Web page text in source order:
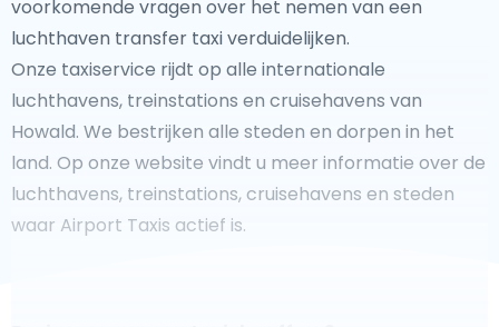
voorkomende vragen over het nemen van een
luchthaven transfer taxi verduidelijken.
Onze taxiservice rijdt op alle internationale
luchthavens, treinstations en cruisehavens van
Howald. We bestrijken alle steden en dorpen in het
land. Op onze website vindt u meer informatie over de
luchthavens, treinstations, cruisehavens en steden
waar Airport Taxis actief is.